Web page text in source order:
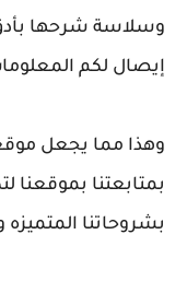
وسلاسة شرحها
إيصال لكم
وهذا مما يجعل
بمتابعتنا بموقعنا
بشروحاتنا